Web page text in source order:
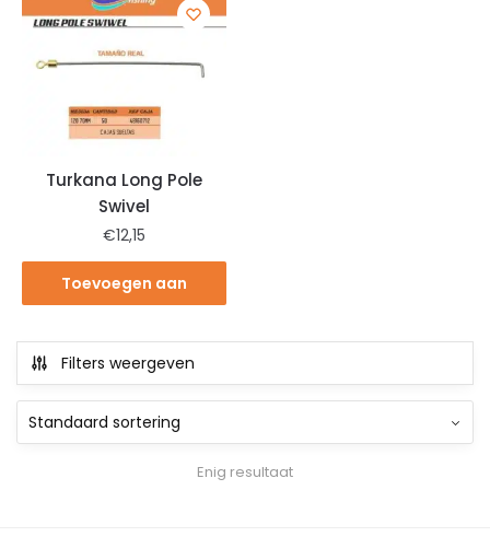
Turkana Long Pole
Swivel
€12,15
Toevoegen aan
Filters weergeven
Enig resultaat